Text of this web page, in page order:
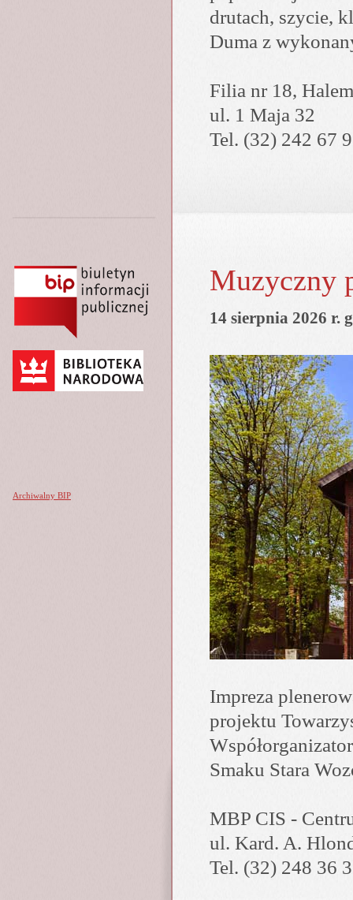
drutach, szycie,
Duma z
Filia nr 18,
ul. 1 Maja 32
Tel. (32) 242 67
Archiwalny BIP
Muzyczny
14 sierpnia 2026 r.
Impreza
projektu
Smaku Stara
MBP CIS -
ul. Kard. A.
Tel. (32) 248 36